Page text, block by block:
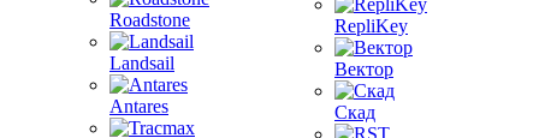
Roadstone
Landsail
Antares
RepliKey
Вектор
Скад